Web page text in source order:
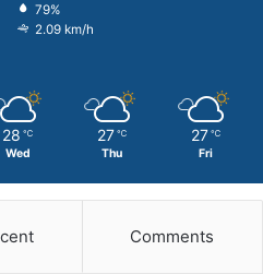
79%
2.09 km/h
28 ℃
Wed
27 ℃
Thu
27 ℃
Fri
Comments